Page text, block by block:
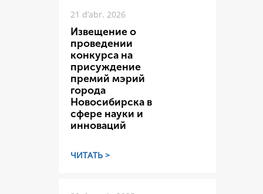
21 d’abr. 2026
Извещение о
проведении
конкурса на
присуждение
премий мэрий
города
Новосибирска в
сфере науки и
инноваций
ЧИТАТЬ >